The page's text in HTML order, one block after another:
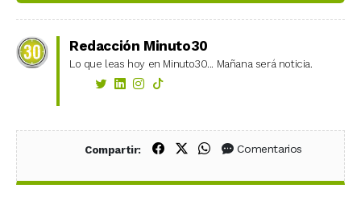
Redacción Minuto30
Lo que leas hoy en Minuto30... Mañana será noticia.
Compartir: Compartir en Facebook
Compartir en X (Twitter)
Compartir en WhatsApp
Comentarios